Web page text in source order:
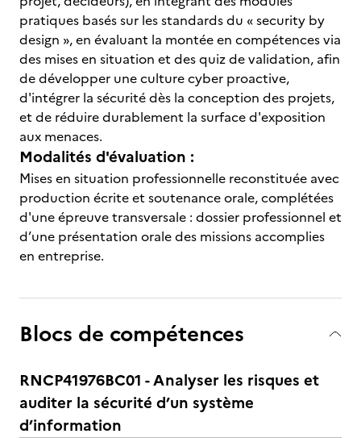
pratiques basés sur les standards du « security by
design », en évaluant la montée en compétences via
des mises en situation et des quiz de validation, afin
de développer une culture cyber proactive,
d'intégrer la sécurité dès la conception des projets,
et de réduire durablement la surface d'exposition
aux menaces.
Modalités d'évaluation :
Mises en situation professionnelle reconstituée avec
production écrite et soutenance orale, complétées
d'une épreuve transversale : dossier professionnel et
d’une présentation orale des missions accomplies
en entreprise.
Blocs de compétences
RNCP41976BC01 - Analyser les risques et
auditer la sécurité d’un système
d’information